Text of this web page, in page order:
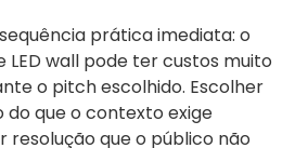
prática imediata: o
wall pode ter custos muito
o pitch escolhido. Escolher
do que o contexto exige
resolução que o público não